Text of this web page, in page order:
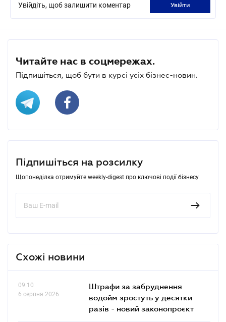
Увійдіть, щоб залишити коментар увійти
Читайте нас в соцмережах.
Підпишіться, щоб бути в курсі усіх бізнес-новин.
Підпишіться на розсилку
Щопонеділка отримуйте weekly-digest про ключові події бізнесу
Схожі новини
09.10
6 серпня 2026
Штрафи за забруднення
водойм зростуть у десятки
разів - новий законопроєкт